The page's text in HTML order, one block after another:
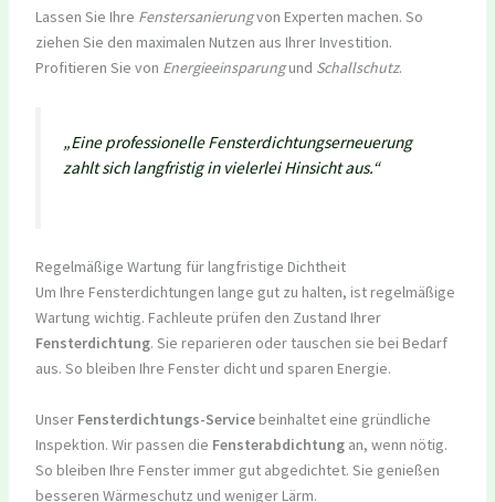
Lassen Sie Ihre Fenstersanierungvon Experten machen. So
ziehen Sie den maximalen Nutzen aus Ihrer Investition.
Profitieren Sie von Energieeinsparungund Schallschutz.
„Eine professionelle Fensterdichtungserneuerung
zahlt sich langfristig in vielerlei Hinsicht aus.“
Regelmäßige Wartung für langfristige Dichtheit
Um Ihre Fensterdichtungen lange gut zu halten, ist regelmäßige
Wartung wichtig. Fachleute prüfen den Zustand Ihrer
Fensterdichtung. Sie reparieren oder tauschen sie bei Bedarf
aus. So bleiben Ihre Fenster dicht und sparen Energie.
Unser Fensterdichtungs-Servicebeinhaltet eine gründliche
Inspektion. Wir passen die Fensterabdichtungan, wenn nötig.
So bleiben Ihre Fenster immer gut abgedichtet. Sie genießen
besseren Wärmeschutz und weniger Lärm.